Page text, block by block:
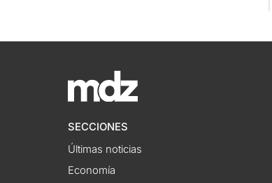
SECCIONES
Últimas noticias
Economía